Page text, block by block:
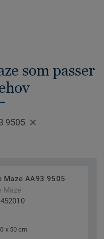
som passer
9505
Maze AA93 9505
Maze
x 50 cm